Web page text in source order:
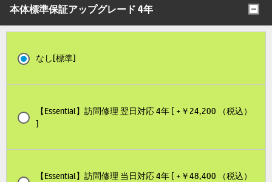
本体標準保証アップグレード 4年
なし[標準]
【Essential】訪問修理 翌日対応 4年 [ +￥24,200 （税込）
]
【Essential】訪問修理 当日対応 4年 [ +￥48,400 （税込）